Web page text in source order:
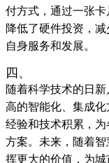
付方式，通过一张
降低了硬件投资，
自身服务和发展。
四、
随着科学技术的日
高的智能化、集成
经验和技术积累，
方案。未来，随着
挥更大的价值，为